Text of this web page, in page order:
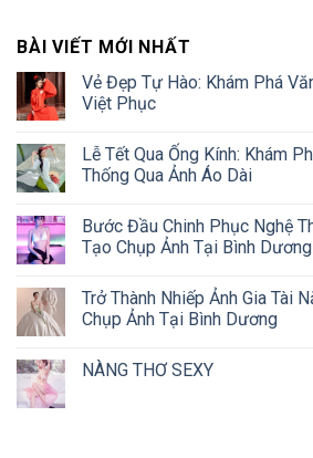
BÀI VIẾT MỚI NHẤT
Vẻ Đẹp Tự Hào: Khám Phá
Việt Phục
Lễ Tết Qua Ống Kính: Khám
Thống Qua Ảnh Áo Dài
Bước Đầu Chinh Phục Nghệ
Tạo Chụp Ảnh Tại Bình Dương
Trở Thành Nhiếp Ảnh Gia Tài
Chụp Ảnh Tại Bình Dương
NÀNG THƠ SEXY